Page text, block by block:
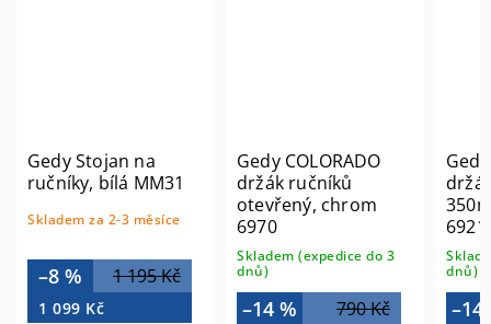
Gedy Stojan na
ručníky, bílá MM31
Skladem za 2-3 měsíce
1 195 Kč
–8 %
1 099 Kč
Gedy COLORADO
držák ručníků
otevřený, chrom
6970
Skladem (expedice do 3
dnů)
790 Kč
–14 %
dnů)
–14